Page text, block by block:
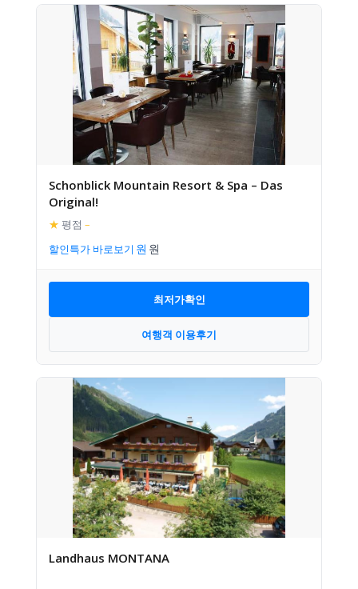
Schonblick Mountain Resort & Spa – Das
Original!
★ 평점 –
할인특가 바로보기
최저가확인
여행객 이용후기
Landhaus MONTANA